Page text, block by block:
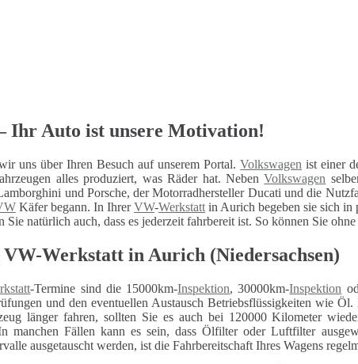
Ihr Auto ist unsere Motivation!
uns über Ihren Besuch auf unserem Portal.Volkswagen ist einer
alles produziert, was Räder hat. NebenVolkswagen
und Porsche, der Motorradhersteller Ducati und die
Käfer begann. In IhrerVW-Werkstatt in Aurich begeben sie sich
natürlich auch, dass es jederzeit fahrbereit ist. So können Sie
Werkstatt in Aurich (Niedersachsen)
-Termine sind die 15000km-Inspektion, 30000km-Inspektion
und den eventuellen Austausch Betriebsflüssigkeiten wie
länger fahren, sollten Sie es auch bei 120000 Kilometer
manchen Fällen kann es sein, dass Ölfilter oder Luftfilter
ausgetauscht werden, ist die Fahrbereitschaft Ihres Wagens